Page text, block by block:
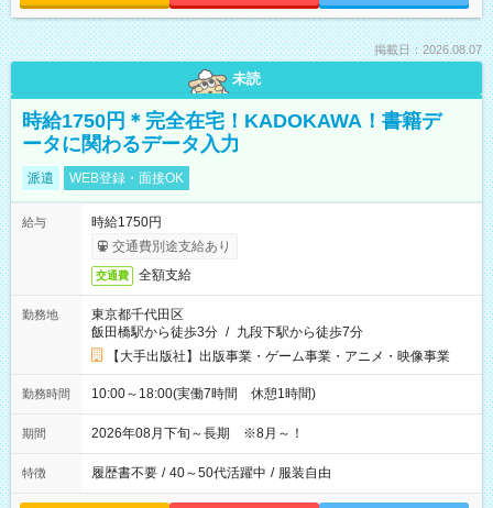
掲載日：2026.08.07
未読
時給1750円＊完全在宅！KADOKAWA！書籍デ
ータに関わるデータ入力
派遣 WEB登録・面接OK
給与
時給1750円
交通費別途支給あり
交通費 全額支給
勤務地
東京都千代田区
飯田橋駅から徒歩3分 / 九段下駅から徒歩7分
【大手出版社】出版事業・ゲーム事業・アニメ・映像事業
勤務時間 10:00～18:00(実働7時間 休憩1時間)
期間 2026年08月下旬～長期 ※8月～！
特徴 履歴書不要 / 40～50代活躍中 / 服装自由